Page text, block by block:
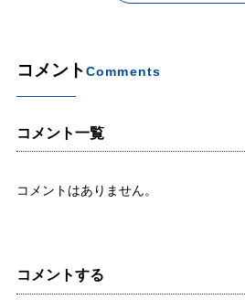
コメントComments
コメント一覧
コメントはありません。
コメントする